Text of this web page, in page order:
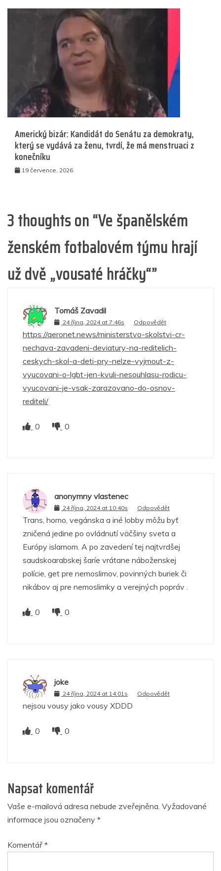
Americký bizár: Kandidát do Senátu za demokraty,
který se vydává za ženu, tvrdí, že má menstruaci z
konečníku
19 července, 2026
3 thoughts on “Ve španělském
ženském fotbalovém týmu hrají
už dvě „vousaté hráčky“”
Tomáš Zavadil
24 října, 2024 at 7:46s Odpovědět
https://aeronet.news/ministerstvo-skolstvi-cr-
nechava-zavadeni-deviatury-na-reditelich-
ceskych-skol-a-deti-pry-nelze-vyjmout-z-
vyucovani-o-lgbt-jen-kvuli-nesouhlasu-rodicu-
vyucovani-je-vsak-zarazovano-do-osnov-
rediteli/
0 0
anonymny vlastenec
24 října, 2024 at 10:40s Odpovědět
Trans, homo, vegánska a iné lobby môžu byť
zničená jedine po ovládnutí väčšiny sveta a
Európy islamom. A po zavedení tej najtvrdšej
saudskoarabskej šaríe vrátane náboženskej
polície, get pre nemoslimov, povinných buriek či
nikábov aj pre nemoslimky a verejných popráv .
0 0
joke
24 října, 2024 at 14:01s Odpovědět
nejsou vousy jako vousy XDDD
0 0
Napsat komentář
Vaše e-mailová adresa nebude zveřejněna. Vyžadované
informace jsou označeny *
Komentář *